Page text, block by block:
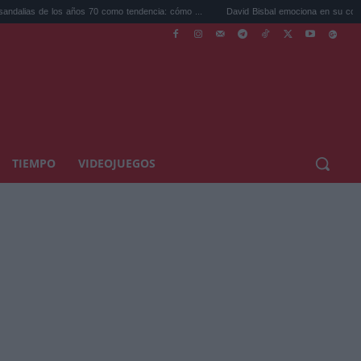
70 como tendencia: cómo ... David Bisbal emociona en su concierto de Cádiz:
TIEMPO VIDEOJUEGOS